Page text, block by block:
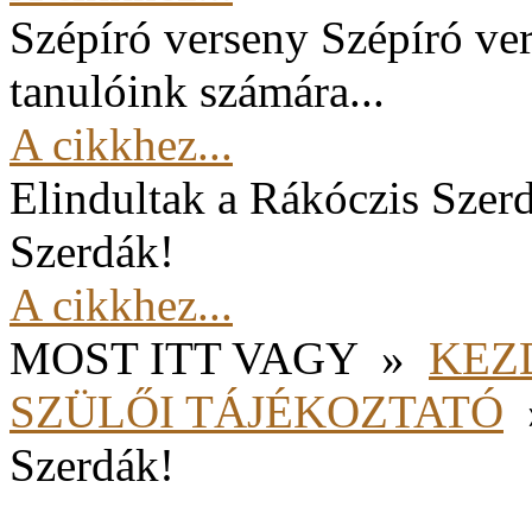
Szépíró verseny Szépíró
tanulóink számára...
A cikkhez...
Elindultak a Rákóczis
Szerdák!
A cikkhez...
MOST ITT VAGY »
SZÜLŐI TÁJÉKOZTATÓ
Szerdák!